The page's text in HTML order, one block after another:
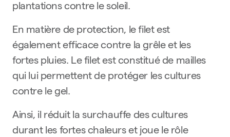
plantations contre le soleil.
En matière de protection, le filet est
également efficace contre la grêle et les
fortes pluies. Le filet est constitué de mailles
qui lui permettent de protéger les cultures
contre le gel.
Ainsi, il réduit la surchauffe des cultures
durant les fortes chaleurs et joue le rôle